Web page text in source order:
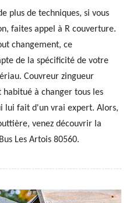
plus de techniques, si vous
faites appel à R couverture.
changement, ce
de la spécificité de votre
Couvreur zingueur
à changer tous les
lui fait d'un vrai expert. Alors,
venez découvrir la
Les Artois 80560.